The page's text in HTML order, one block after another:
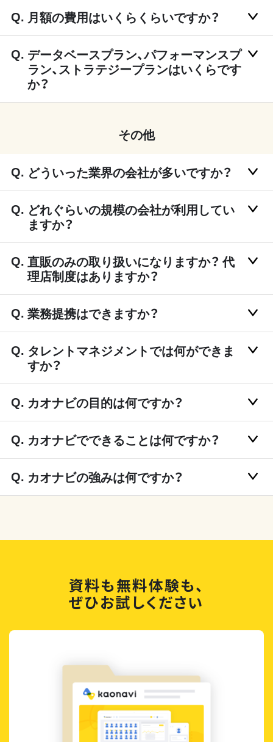
月額の費用はいくらくらいですか？
データベースプラン、パフォーマンスプ
ラン、ストラテジープランはいくらです
か？
その他
どういった業界の会社が多いですか？
どれぐらいの規模の会社が利用してい
ますか？
直販のみの取り扱いになりますか？ 代
理店制度はありますか？
業務提携はできますか？
タレントマネジメントでは何ができま
すか？
カオナビの目的は何ですか？
カオナビでできることは何ですか？
カオナビの強みは何ですか？
資料も無料体験も、
ぜひお試しください